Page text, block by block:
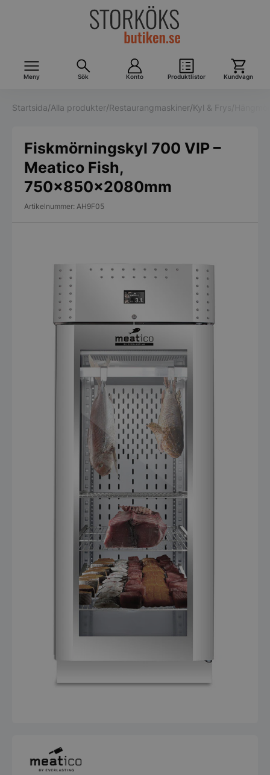
Meny Sök Konto Produktlistor Kundvagn
Startsida/Alla produkter/Restaurangmaskiner/Kyl & Frys /
Fiskmörningskyl 700 VIP –
Meatico Fish,
750x850x2080mm
Artikelnummer: AH9F05